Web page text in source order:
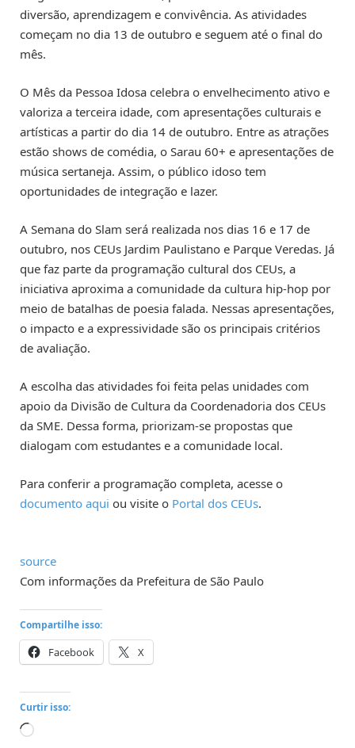
diversão, aprendizagem e convivência. As atividades
começam no dia 13 de outubro e seguem até o final do
mês.
O Mês da Pessoa Idosa celebra o envelhecimento ativo e
valoriza a terceira idade, com apresentações culturais e
artísticas a partir do dia 14 de outubro. Entre as atrações
estão shows de comédia, o Sarau 60+ e apresentações de
música sertaneja. Assim, o público idoso tem
oportunidades de integração e lazer.
A Semana do Slam será realizada nos dias 16 e 17 de
outubro, nos CEUs Jardim Paulistano e Parque Veredas. Já
que faz parte da programação cultural dos CEUs, a
iniciativa aproxima a comunidade da cultura hip-hop por
meio de batalhas de poesia falada. Nessas apresentações,
o impacto e a expressividade são os principais critérios
de avaliação.
A escolha das atividades foi feita pelas unidades com
apoio da Divisão de Cultura da Coordenadoria dos CEUs
da SME. Dessa forma, priorizam-se propostas que
dialogam com estudantes e a comunidade local.
Para conferir a programação completa, acesse o
documento aqui ou visite o Portal dos CEUs.
source
Com informações da Prefeitura de São Paulo
Compartilhe isso:
Facebook X
Curtir isso:
Carregando...